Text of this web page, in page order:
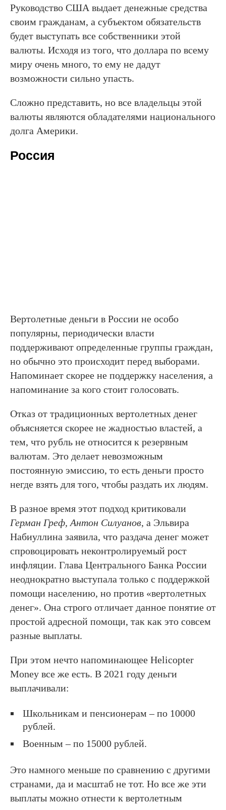
Руководство США выдает денежные средства
своим гражданам, а субъектом обязательств
будет выступать все собственники этой
валюты. Исходя из того, что доллара по всему
миру очень много, то ему не дадут
возможности сильно упасть.
Сложно представить, но все владельцы этой
валюты являются обладателями национального
долга Америки.
Россия
Вертолетные деньги в России не особо
популярны, периодически власти
поддерживают определенные группы граждан,
но обычно это происходит перед выборами.
Напоминает скорее не поддержку населения, а
напоминание за кого стоит голосовать.
Отказ от традиционных вертолетных денег
объясняется скорее не жадностью властей, а
тем, что рубль не относится к резервным
валютам. Это делает невозможным
постоянную эмиссию, то есть деньги просто
негде взять для того, чтобы раздать их людям.
В разное время этот подход критиковали
Герман Греф, Антон Силуанов, а Эльвира
Набиуллина заявила, что раздача денег может
спровоцировать неконтролируемый рост
инфляции. Глава Центрального Банка России
неоднократно выступала только с поддержкой
помощи населению, но против «вертолетных
денег». Она строго отличает данное понятие от
простой адресной помощи, так как это совсем
разные выплаты.
При этом нечто напоминающее Helicopter
Money все же есть. В 2021 году деньги
выплачивали:
Школьникам и пенсионерам – по 10000
рублей.
Военным – по 15000 рублей.
Это намного меньше по сравнению с другими
странами, да и масштаб не тот. Но все же эти
выплаты можно отнести к вертолетным